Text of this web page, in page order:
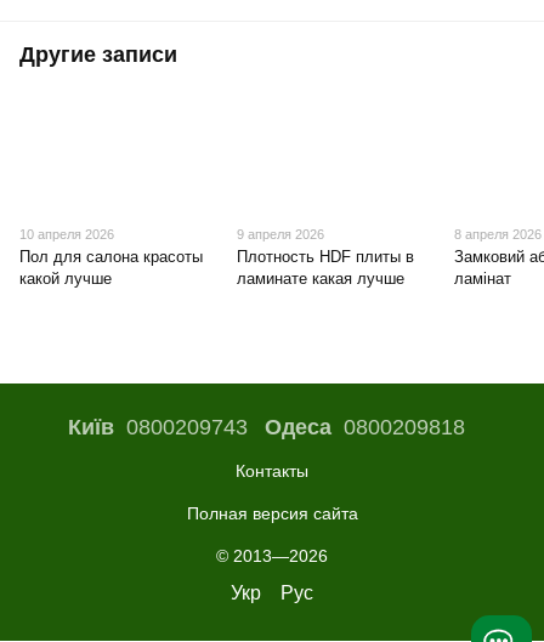
Другие записи
10 апреля 2026
Пол для салона красоты
какой лучше
9 апреля 2026
Плотность HDF плиты в
ламинате какая лучше
8 апреля 2026
Замковий
ламінат
Київ0800209743 Одеса0800209818
Контакты
Полная версия сайта
© 2013—2026
Укр Рус